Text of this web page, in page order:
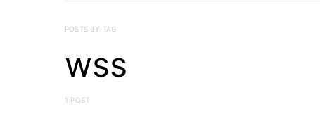
POSTS BY TAG
wss
1 POST